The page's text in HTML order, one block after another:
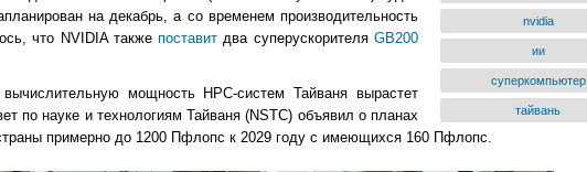
nvidia
ии
суперкомпьютер
тайвань
на декабрь, а со временем производительность
что NVIDIA такжепоставит два суперускорителяGB200
мощность HPC-систем Тайваня вырастет
по науке и технологиям Тайваня (NSTC) объявил о планах
примерно до 1200 Пфлопс к 2029 году с имеющихся 160 Пфлопс.